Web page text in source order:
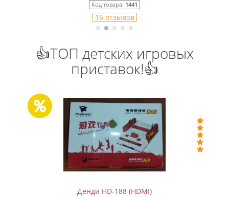
Код товара: 1441
16 отзывов
👍ТОП детских игровых
приставок!👍
Денди HD-188 (HDMI)